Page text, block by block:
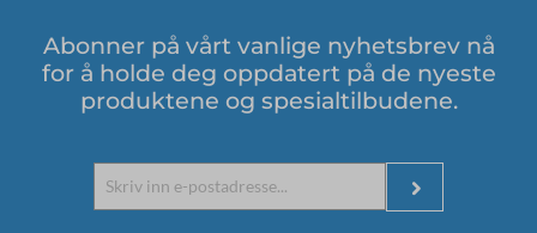
Abonner på vårt vanlige nyhetsbrev nå
for å holde deg oppdatert på de nyeste
produktene og spesialtilbudene.